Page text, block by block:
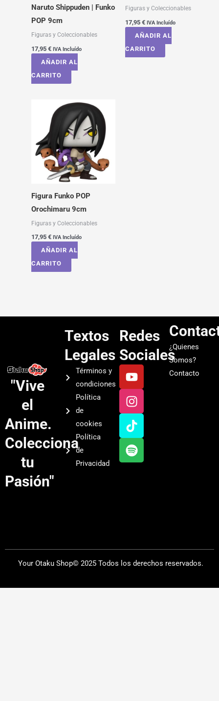
Naruto Shippuden | Funko
POP 9cm
Figuras y Coleccionables
17,95 € IVA Incluído
AÑADIR AL
CARRITO
Figuras y Coleccionables
17,95 € IVA Incluído
AÑADIR AL
CARRITO
Figura Funko POP
Orochimaru 9cm
Figuras y Coleccionables
17,95 € IVA Incluído
AÑADIR AL
CARRITO
"Vive
el
Anime.
Colecciona
tu
Pasión"
Textos
Legales
Términos y
condiciones
Política
de
cookies
Política
de
Privacidad
Redes
Sociales
Y
o
u
t
u
b
e
I
n
s
t
a
g
r
a
T
i
k
t
o
k
S
p
o
t
i
f
y
¿Quienes
Somos?
Contacto
Your Otaku Shop© 2025 Todos los derechos reservados.